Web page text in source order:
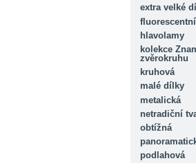
extra velké
fluorescentní
hlavolamy
kolekce
zvěrokruhu
kruhová
malé dílky
metalická
netradiční
obtížná
podlahová